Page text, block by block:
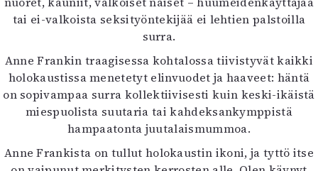
tai ei-valkoista seksityöntekijää ei lehtien palstoilla
surra.
Anne Frankin traagisessa kohtalossa tiivistyvät kaikki
holokaustissa menetetyt elinvuodet ja haaveet: häntä
on sopivampaa surra kollektiivisesti kuin keski-ikäistä
miespuolista suutaria tai kahdeksankymppistä
hampaatonta juutalaismummoa.
Anne Frankista on tullut holokaustin ikoni, ja tyttö itse